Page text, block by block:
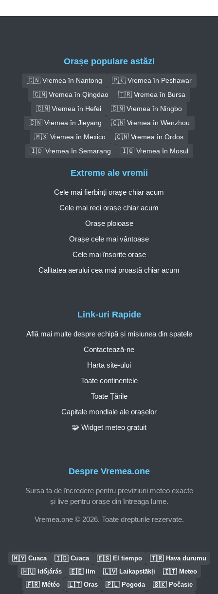
Orașe populare astăzi
🇨🇳 Vremea în Nantong
🇵🇰 Vremea în Peshawar
🇨🇳 Vremea în Qingdao
🇹🇷 Vremea în Bursa
🇨🇳 Vremea în Hefei
🇨🇳 Vremea în Ningbo
🇨🇳 Vremea în Jieyang
🇨🇳 Vremea în Wenzhou
🇲🇽 Vremea în Mexico
🇨🇳 Vremea în Ordos
🇮🇩 Vremea în Semarang
🇮🇶 Vremea în Mosul
Despre Vremea.one
Sursa ta de încredere pentru previziuni meteo exacte
și live pentru orașe din întreaga lume.
Vremea.one © 2026. Toate drepturile rezervate.
Link-uri Rapide
Află mai multe despre echipă și misiunea din spatele
Contactează-ne
Harta site-ului
Toate continentele
Toate Țările
Capitale mondiale ale orașelor
🧩 Widget meteo gratuit
Extreme ale vremii
Cele mai fierbinți orașe chiar acum
Cele mai reci orașe chiar acum
Orașe ploioase
Orașe cele mai vântoase
Cele mai însorite orașe
Calitatea aerului cea mai proastă chiar acum
🇲🇾 Cuaca 🇮🇩 Cuaca 🇪🇸 El tiempo 🇹🇷 Hava durumu
🇭🇺 Időjárás 🇪🇪 Ilm 🇱🇻 Laikapstākļi 🇮🇹 Meteo
🇫🇷 Météo 🇱🇹 Oras 🇵🇱 Pogoda 🇸🇰 Počasie